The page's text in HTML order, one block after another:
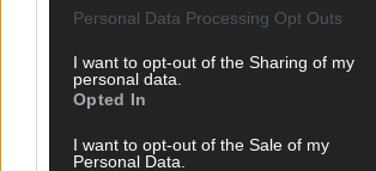
Personal Data Processing Opt Outs
I want to opt-out of the Sharing of my
personal data.
Opted In
I want to opt-out of the Sale of my
Personal Data.